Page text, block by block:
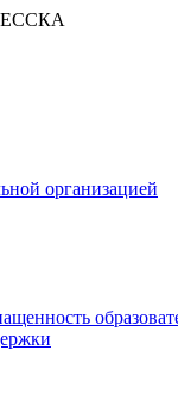
организацией